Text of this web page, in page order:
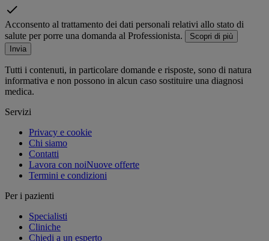
Acconsento al trattamento dei dati personali relativi allo stato di
salute per porre una domanda al Professionista.
Scopri di più
Invia
Tutti i contenuti, in particolare domande e risposte, sono di natura
informativa e non possono in alcun caso sostituire una diagnosi
medica.
Servizi
Privacy e cookie
Chi siamo
Contatti
Lavora con noiNuove offerte
Termini e condizioni
Per i pazienti
Specialisti
Cliniche
Chiedi a un esperto